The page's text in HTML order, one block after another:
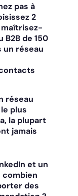
pas à
2
de 150
réseau
réseau
plus
la plupart
jamais
et un
combien
des